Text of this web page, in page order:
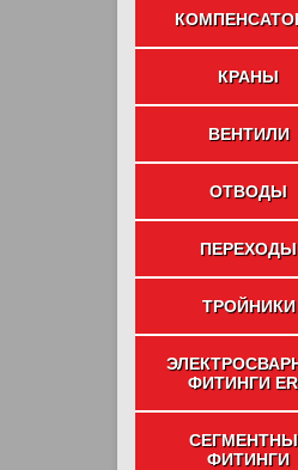
КРАНЫ
ВЕНТИЛИ
ОТВОДЫ
ПЕРЕХОДЫ
ТРОЙНИКИ
ФИТИНГИ
ФИТИНГИ